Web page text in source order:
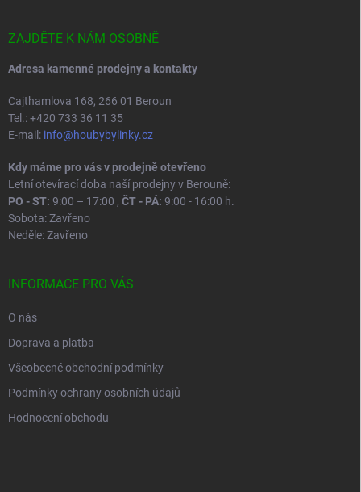
ZAJDĚTE K NÁM OSOBNĚ
Adresa kamenné prodejny a kontakty
Cajthamlova 168, 266 01 Beroun
Tel.: +420 733 36 11 35
E-mail: info@houbybylinky.cz
Kdy máme pro vás v prodejně otevřeno
Letní otevírací doba naší prodejny v Berouně:
PO - ST: 9:00 – 17:00 , ČT - PÁ: 9:00 - 16:00 h.
Sobota: Zavřeno
Neděle: Zavřeno
INFORMACE PRO VÁS
O nás
Doprava a platba
Všeobecné obchodní podmínky
Podmínky ochrany osobních údajů
Hodnocení obchodu